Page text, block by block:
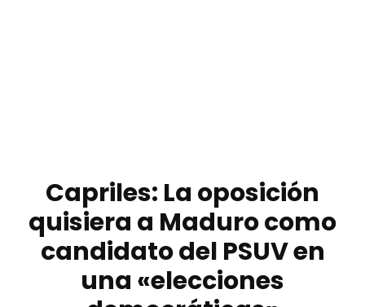
Capriles: La oposición
quisiera a Maduro como
candidato del PSUV en
una «elecciones